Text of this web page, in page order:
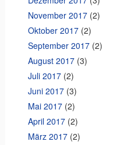
November 2017(2)
Oktober 2017(2)
September 2017(2)
August 2017(3)
Juli 2017(2)
Juni 2017(3)
Mai 2017(2)
April 2017(2)
März 2017(2)